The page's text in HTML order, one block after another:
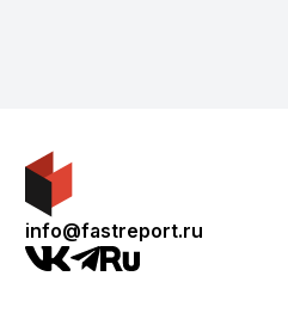
info@fastreport.ru